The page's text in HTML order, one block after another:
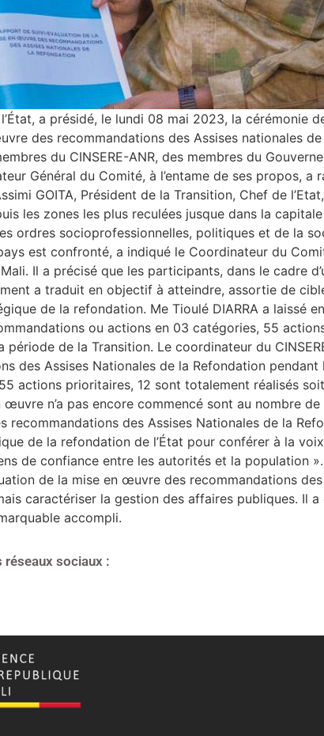
a présidé, le lundi 08 mai 2023, la cérémonie
des recommandations des Assises nationales
du CINSERE-ANR, des membres du
Général du Comité, à l’entame de ses propos, a
GOITA, Président de la Transition, Chef de
les zones les plus reculées jusque dans la
ordres socioprofessionnelles, politiques et de la
est confronté, a indiqué le Coordinateur du
Il a précisé que les participants, dans le cadre
a traduit en objectif à atteindre, assortie de
de la refondation. Me Tioulé DIARRA a laissé
ou actions en 03 catégories, 55
de la Transition. Le coordinateur du
des Assises Nationales de la Refondation
actions prioritaires, 12 sont totalement réalisés
n’a pas encore commencé sont au nombre
des Assises Nationales de la
de la refondation de l’État pour conférer à la
de confiance entre les autorités et la population ».
de la mise en œuvre des recommandations
caractériser la gestion des affaires publiques. Il a
accompli.
sociaux :